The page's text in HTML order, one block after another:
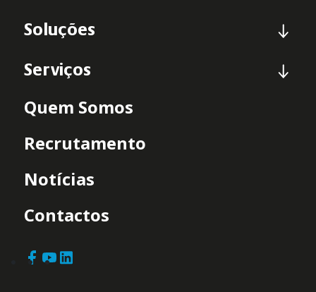
Soluções
Serviços
Quem Somos
Recrutamento
Notícias
Contactos